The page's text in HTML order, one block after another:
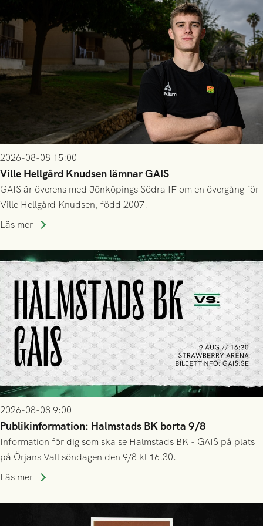
2026-08-08 15:00
Ville Hellgård Knudsen lämnar GAIS
GAIS är överens med Jönköpings Södra IF om en övergång för
Ville Hellgård Knudsen, född 2007.
Läs mer
2026-08-08 9:00
Publikinformation: Halmstads BK borta 9/8
Information för dig som ska se Halmstads BK - GAIS på plats
på Örjans Vall söndagen den 9/8 kl 16.30.
Läs mer